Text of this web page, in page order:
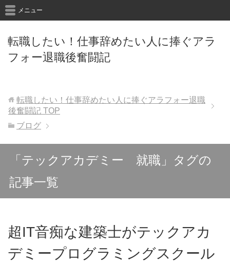
転職したい！仕事辞めたい人に捧ぐアラ
フォー退職後奮闘記
メニュー
転職したい！仕事辞めたい人に捧ぐアラフォー退職
後奮闘記 TOP
ブログ
「テックアカデミー 就職」タグの
記事一覧
超IT音痴な建築士がテックアカ
デミープログラミングスクール